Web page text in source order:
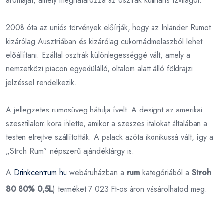
2008 óta az uniós törvények előírják, hogy az Inländer Rumot
kizárólag Ausztriában és kizárólag cukornádmelaszból lehet
előállítani. Ezáltal osztrák különlegességgé vált, amely a
nemzetközi piacon egyedülálló, oltalom alatt álló földrajzi
jelzéssel rendelkezik.
A jellegzetes rumosüveg hátulja ívelt. A designt az amerikai
szesztilalom kora ihlette, amikor a szeszes italokat általában a
testen elrejtve szállították. A palack azóta ikonikussá vált, így a
„Stroh Rum” népszerű ajándéktárgy is.
A Drinkcentrum.hu webáruházban a rum kategóriából a Stroh
80 80% 0,5L) terméket 7 023 Ft-os áron vásárolhatod meg.